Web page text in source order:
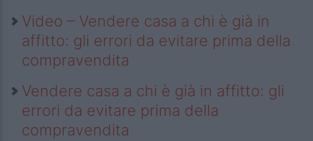
Video – Vendere casa a chi è già in
affitto: gli errori da evitare prima della
compravendita
Vendere casa a chi è già in affitto: gli
errori da evitare prima della
compravendita